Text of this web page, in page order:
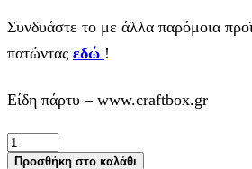
Συνδυάστε το με άλλα παρόμοια
πατώντας εδώ !
Είδη πάρτυ – www.craftbox.gr
Γράμμα
Φελιζόλ
Προσθήκη στο καλάθι